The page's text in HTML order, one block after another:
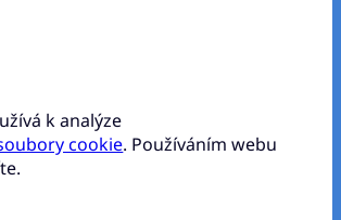
k analýze
cookie. Používáním webu